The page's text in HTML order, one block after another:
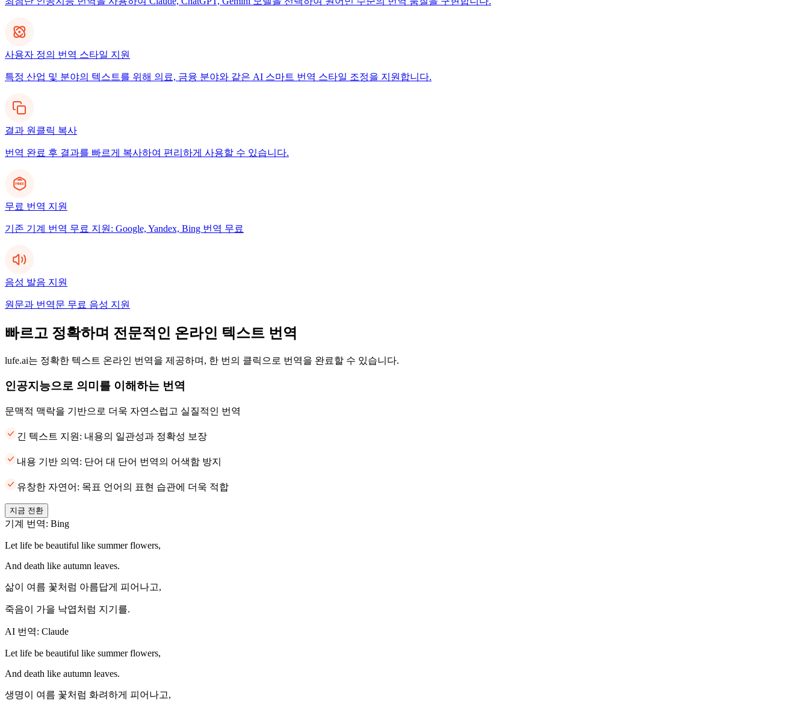
사용자 정의 번역 스타일 지원
특정 산업 및 분야의 텍스트를 위해 의료, 금융 분야와 같은 AI 스마트 번역 스타일 조정을 지원합니다.
결과 원클릭 복사
번역 완료 후 결과를 빠르게 복사하여 편리하게 사용할 수 있습니다.
무료 번역 지원
기존 기계 번역 무료 지원: Google, Yandex, Bing 번역 무료
음성 발음 지원
원문과 번역문 무료 음성 지원
빠르고 정확하며 전문적인 온라인 텍스트 번역
lufe.ai는 정확한 텍스트 온라인 번역을 제공하며, 한 번의 클릭으로 번역을 완료할 수 있습니다.
인공지능으로 의미를 이해하는 번역
문맥적 맥락을 기반으로 더욱 자연스럽고 실질적인 번역
긴 텍스트 지원: 내용의 일관성과 정확성 보장
내용 기반 의역: 단어 대 단어 번역의 어색함 방지
유창한 자연어: 목표 언어의 표현 습관에 더욱 적합
지금 전환
기계 번역: Bing
Let life be beautiful like summer flowers,
And death like autumn leaves.
삶이 여름 꽃처럼 아름답게 피어나고,
죽음이 가을 낙엽처럼 지기를.
AI 번역: Claude
Let life be beautiful like summer flowers,
And death like autumn leaves.
생명이 여름 꽃처럼 화려하게 피어나고,